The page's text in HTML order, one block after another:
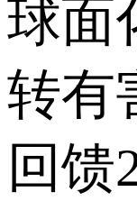
球面
转有
回馈